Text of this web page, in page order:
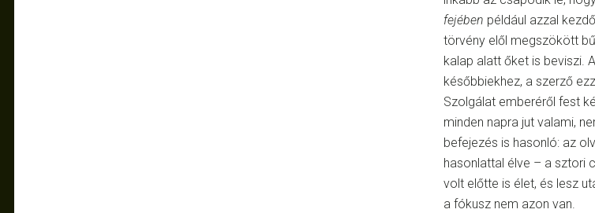
fejében például azzal
törvény elől megszökött
kalap alatt őket is beviszi.
későbbiekhez, a szerző
Szolgálat emberéről fest
minden napra jut valami,
befejezés is hasonló: az
hasonlattal élve – a sztori
volt előtte is élet, és lesz
a fókusz nem azon van.